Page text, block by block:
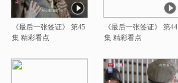
《最后一张签证》 第45
集 精彩看点
《最后一张签证》 第44
集 精彩看点